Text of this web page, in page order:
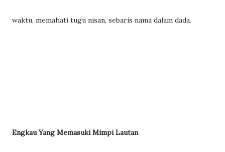
waktu, memahati tugu nisan, sebaris nama dalam dada.
Engkau Yang Memasuki Mimpi Lautan